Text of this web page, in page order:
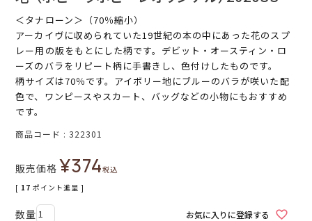
＜タナローン＞（70％縮小）
アーカイヴに収められていた19世紀の本の中にあった花のスプ
レー用の版をもとにした柄です。デビット・オースティン・ロ
ーズのバラをリピート柄に手書きし、色付けしたものです。
柄サイズは70％です。アイボリー地にブルーのバラが咲いた配
色で、ワンピースやスカート、バッグなどの小物にもおすすめ
です。
商品コード 322301
販売価格 ¥374税込
[ 17 ポイント進呈 ]
お気に入りに登録する